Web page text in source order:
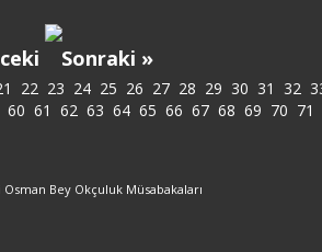
Sonraki »
22 23 24 25 26 27 28 29 30 31 32
60 61 62 63 64 65 66 67 68 69 70 71
Osman Bey Okçuluk Müsabakaları